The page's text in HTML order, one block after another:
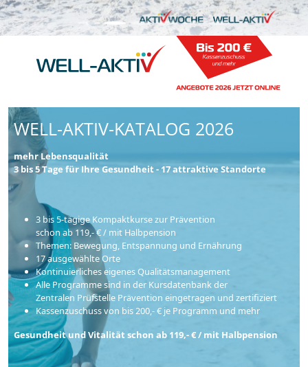
WELL-AKTIV-KATALOG 2026
mehr Lebensqualität
3 bis 5 Tage für Ihre Gesundheit - 17 attraktive Standorte
3 bis 5-tägige Kompaktkurse zur Prävention
schon ab 119,- € / mit Halbpension
Themen: Bewegung, Entspannung und Ernährung
17 ausgewählte Orte
Kontinuierliches eigenes Qualitätsmanagement
Alle Programme sind in der Kursdatenbank der
Zentralen Prüfstelle Prävention eingetragen und zertifiziert
Kassenzuschuss von bis 200,- € je Programm und mehr
Gesundheit und Vitalität schon ab 119,- € / mit Halbpension